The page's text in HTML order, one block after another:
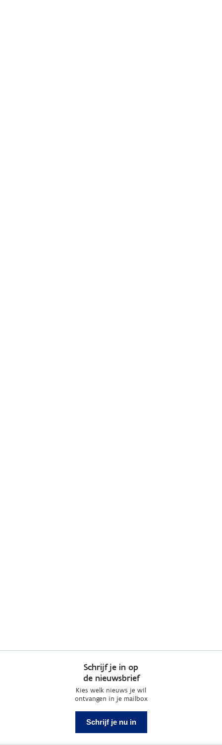
Schrijf je in op
de nieuwsbrief
Kies welk nieuws je wil
ontvangen in je mailbox
Schrijf je nu in